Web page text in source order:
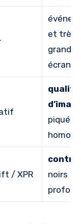
et très
grands
écrans
qualité
piqué,
/ XPR
noirs